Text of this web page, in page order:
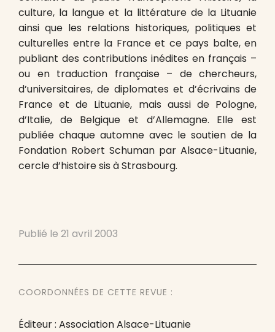
culture, la langue et la littérature de la Lituanie
ainsi que les relations historiques, politiques et
culturelles entre la France et ce pays balte, en
publiant des contributions inédites en français –
ou en traduction française – de chercheurs,
d’universitaires, de diplomates et d’écrivains de
France et de Lituanie, mais aussi de Pologne,
d’Italie, de Belgique et d’Allemagne. Elle est
publiée chaque automne avec le soutien de la
Fondation Robert Schuman par Alsace-Lituanie,
cercle d’histoire sis à Strasbourg.
Publié le 21 avril 2003
COORDONNÉES DE CETTE REVUE :
Éditeur : Association Alsace-Lituanie